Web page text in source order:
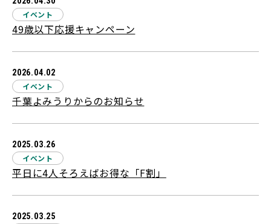
イベント
49歳以下応援キャンペーン
2026.04.02
イベント
千葉よみうりからのお知らせ
2025.03.26
イベント
平日に4人そろえばお得な「F割」
2025.03.25